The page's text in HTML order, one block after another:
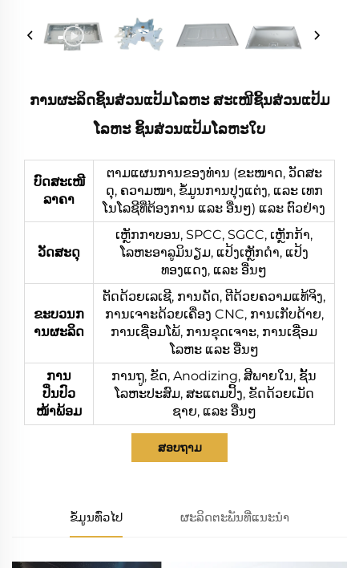
ການຜະລິດຊິ້ນສ່ວນແປ້ມໂລຫະ ສະເໜີຊິ້ນສ່ວນແປ້ມ
ໂລຫະ ຊິ້ນສ່ວນແປ້ມໂລຫະໃບ
ບົດສະເໜີ
ລາຄາ
ຕາມແຜນການຂອງທ່ານ (ຂະໜາດ, ວັດສະ
ດຸ, ຄວາມໜາ, ຂໍ້ມູນການປຸງແຕ່ງ, ແລະ ເທກ
ໂນໂລຊີທີ່ຕ້ອງການ ແລະ ອື່ນໆ) ແລະ ຕົວຢ່າງ
ວັດສະດຸ
ເຫຼັກກາບອນ, SPCC, SGCC, ເຫຼັກກ້າ,
ໂລຫະອາລູມິນຽມ, ແປ້ງເຫຼັກດຳ, ແປ້ງ
ທອງແດງ, ແລະ ອື່ນໆ
ຂະບວນກ
ານຜະລິດ
ຕັດດ້ວຍເລເຊີ, ການດັດ, ຕີດ້ວຍຄວາມແທ້ຈິງ,
ການເຈາະດ້ວຍເຄື່ອງ CNC, ການເກັບດ້າຍ,
ການເຊື່ອມໂພ້, ການຂຸດເຈາະ, ການເຊື່ອມ
ໂລຫະ ແລະ ອື່ນໆ
ການ
ປິ່ນປົວ
ໜ້າພ້ອມ
ການຖູ, ຂັດ, Anodizing, ສີພາຍໃນ, ຊັ້ນ
ໂລຫະປະສົມ, ສະແຕມປິ້ງ, ຂັດດ້ວຍເມັດ
ຊາຍ, ແລະ ອື່ນໆ
ສອບຖາມ
ຂໍ້ມູນທົ່ວໄປ ຜະລິດຕະພັນທີ່ແນະນຳ